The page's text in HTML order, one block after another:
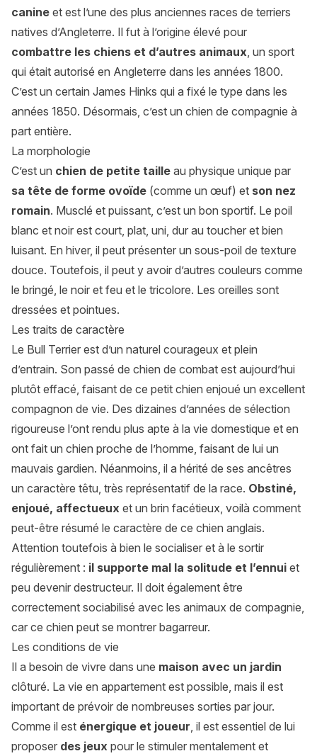
canine et est l’une des plus anciennes races de terriers
natives d’Angleterre. Il fut à l’origine élevé pour
combattre les chiens et d’autres animaux, un sport
qui était autorisé en Angleterre dans les années 1800.
C’est un certain James Hinks qui a fixé le type dans les
années 1850. Désormais, c’est un chien de compagnie à
part entière.
La morphologie
C’est un chien de petite taille au physique unique par
sa tête de forme ovoïde (comme un œuf) et son nez
romain. Musclé et puissant, c’est un bon sportif. Le poil
blanc et noir est court, plat, uni, dur au toucher et bien
luisant. En hiver, il peut présenter un sous-poil de texture
douce. Toutefois, il peut y avoir d’autres couleurs comme
le bringé, le noir et feu et le tricolore. Les oreilles sont
dressées et pointues.
Les traits de caractère
Le Bull Terrier est d’un naturel courageux et plein
d’entrain. Son passé de chien de combat est aujourd’hui
plutôt effacé, faisant de ce petit chien enjoué un excellent
compagnon de vie. Des dizaines d’années de sélection
rigoureuse l’ont rendu plus apte à la vie domestique et en
ont fait un chien proche de l’homme, faisant de lui un
mauvais gardien. Néanmoins, il a hérité de ses ancêtres
un caractère têtu, très représentatif de la race. Obstiné,
enjoué, affectueux et un brin facétieux, voilà comment
peut-être résumé le caractère de ce chien anglais.
Attention toutefois à bien le socialiser et à le sortir
régulièrement : il supporte mal la solitude et l’ennui et
peu devenir destructeur. Il doit également être
correctement sociabilisé avec les animaux de compagnie,
car ce chien peut se montrer bagarreur.
Les conditions de vie
Il a besoin de vivre dans une maison avec un jardin
clôturé. La vie en appartement est possible, mais il est
important de prévoir de nombreuses sorties par jour.
Comme il est énergique et joueur, il est essentiel de lui
proposer des jeux pour le stimuler mentalement et